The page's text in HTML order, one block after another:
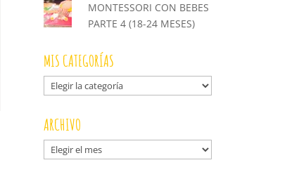
MONTESSORI CON BEBES
PARTE 4 (18-24 MESES)
MIS CATEGORÍAS
Mis
categorías
ARCHIVO
Archivo